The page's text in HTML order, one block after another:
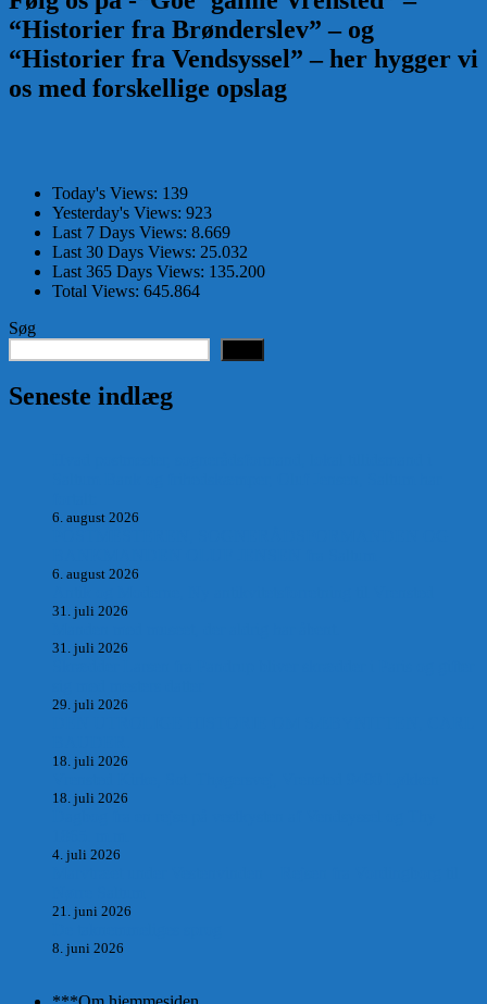
“Historier fra Brønderslev” – og
“Historier fra Vendsyssel” – her hygger vi
os med forskellige opslag
Today's Views: 139
Yesterday's Views: 923
Last 7 Days Views: 8.669
Last 30 Days Views: 25.032
Last 365 Days Views: 135.200
Total Views: 645.864
Søg
Seneste indlæg
6. august 2026
6. august 2026
31. juli 2026
31. juli 2026
29. juli 2026
18. juli 2026
18. juli 2026
4. juli 2026
21. juni 2026
8. juni 2026